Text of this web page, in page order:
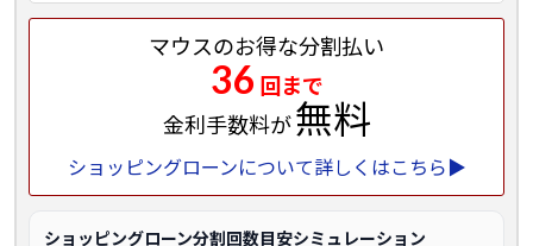
マウスのお得な分割払い
36 回まで
金利手数料が無料
ショッピングローンについて詳しくはこちら▶
ショッピングローン分割回数目安シミュレーション